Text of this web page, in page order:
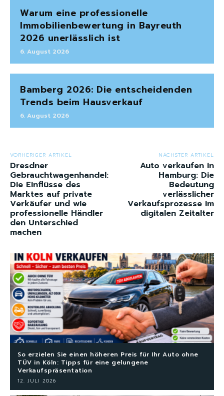
Warum eine professionelle
Immobilienbewertung in Bayreuth
2026 unerlässlich ist
6. August 2026
Bamberg 2026: Die entscheidenden
Trends beim Hausverkauf
6. August 2026
VORHERIGER ARTIKEL
Dresdner
Gebrauchtwagenhandel:
Die Einflüsse des
Marktes auf private
Verkäufer und wie
professionelle Händler
den Unterschied
machen
NÄCHSTER ARTIKEL
Auto verkaufen in
Hamburg: Die
Bedeutung
verlässlicher
Verkaufsprozesse im
digitalen Zeitalter
So erzielen Sie einen höheren Preis für Ihr Auto ohne
TÜV in Köln: Tipps für eine gelungene
Verkaufspräsentation
12. JULI 2026